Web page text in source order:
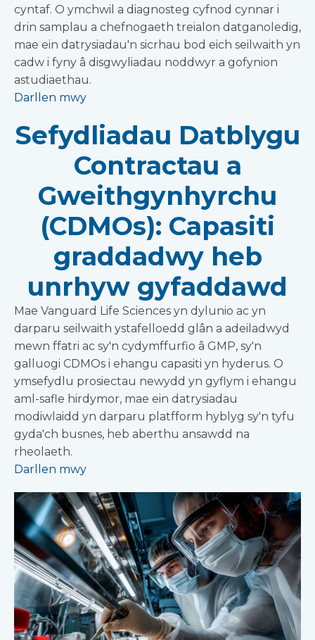
cyntaf. O ymchwil a diagnosteg cyfnod cynnar i
drin samplau a chefnogaeth treialon datganoledig,
mae ein datrysiadau'n sicrhau bod eich seilwaith yn
cadw i fyny â disgwyliadau noddwyr a gofynion
astudiaethau.
Darllen mwy
Sefydliadau Datblygu
Contractau a
Gweithgynhyrchu
(CDMOs): Capasiti
graddadwy heb
unrhyw gyfaddawd
Mae Vanguard Life Sciences yn dylunio ac yn
darparu seilwaith ystafelloedd glân a adeiladwyd
mewn ffatri ac sy'n cydymffurfio â GMP, sy'n
galluogi CDMOs i ehangu capasiti yn hyderus. O
ymsefydlu prosiectau newydd yn gyflym i ehangu
aml-safle hirdymor, mae ein datrysiadau
modiwlaidd yn darparu platfform hyblyg sy'n tyfu
gyda'ch busnes, heb aberthu ansawdd na
rheolaeth.
Darllen mwy